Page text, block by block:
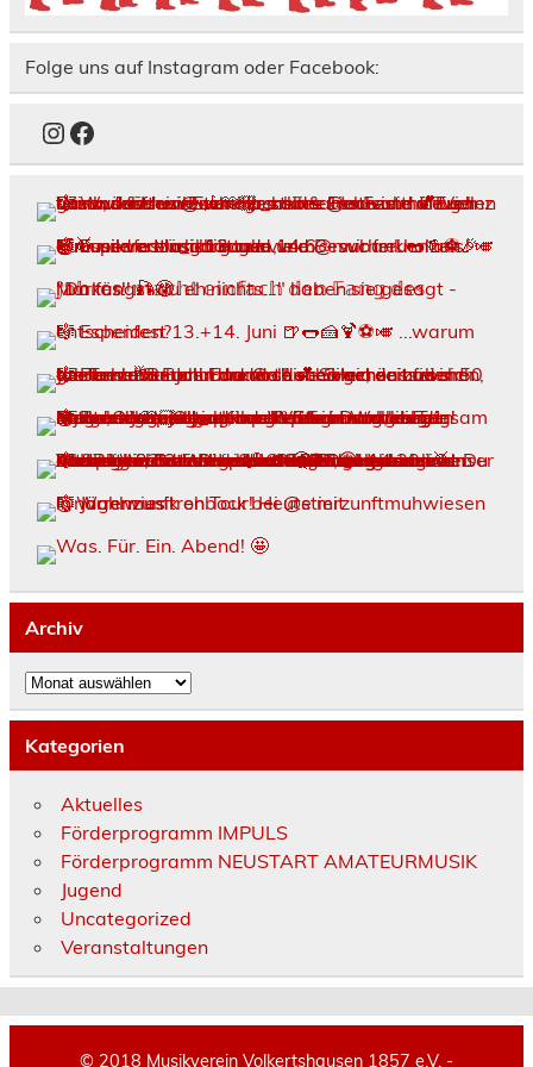
n
t
Folge uns auf Instagram oder Facebook:
Instagram
Facebook
Archiv
Archiv
Kategorien
Aktuelles
Förderprogramm IMPULS
Förderprogramm NEUSTART AMATEURMUSIK
Jugend
Uncategorized
Veranstaltungen
© 2018 Musikverein Volkertshausen 1857 e.V. -